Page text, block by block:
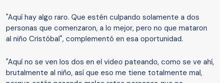
"Aquí hay algo raro. Que estén culpando solamente a dos
personas que comenzaron, a lo mejor, pero no que mataron
al niño Cristóbal", complementó en esa oportunidad.
"Aquí no se ven los dos en el video pateando, como se ve ahí,
brutalmente al niño, así que eso me tiene totalmente mal,